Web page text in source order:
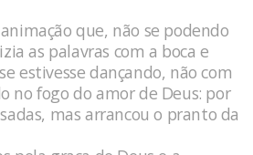
que, não se podendo
as palavras com a boca e
estivesse dançando, não com
no fogo do amor de Deus: por
mas arrancou o pranto da